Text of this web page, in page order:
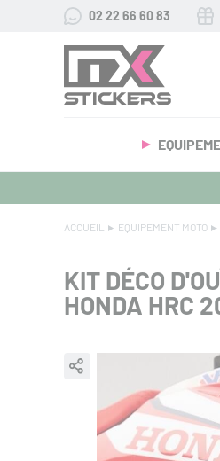
02 22 66 60 83
ACCUEIL EQUIPEMENT MOTO
KIT DÉCO
HONDA HRC